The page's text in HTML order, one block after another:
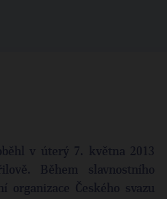
v úterý 7. května 2013
Během slavnostního
organizace Českého svazu